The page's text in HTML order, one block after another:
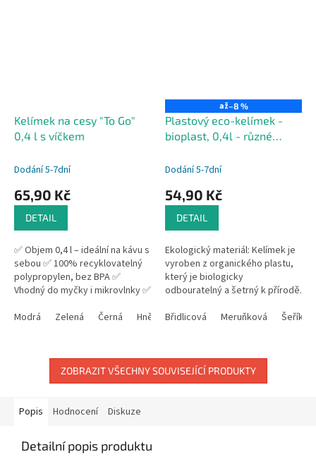
Kelímek na cesy "To Go"
0,4 l s víčkem
Dodání 5-7dní
65,90 Kč
DETAIL
✅ Objem 0,4 l – ideální na kávu s
sebou ✅ 100% recyklovatelný
polypropylen, bez BPA ✅
Vhodný do myčky i mikrovlnky ✅
Vyroben v Německu –...
Modrá Zelená Černá Hnědá Růžová
až–8 %
Plastový eco-kelímek -
bioplast, 0,4l - různé
Dodání 5-7dní
54,90 Kč
DETAIL
Ekologický materiál: Kelímek je
vyroben z organického plastu,
který je biologicky
odbouratelný a šetrný k přírodě.
obnovitelných zdrojů, což
Břidlicová Meruňková
ZOBRAZIT VŠECHNY SOUVISEJÍCÍ PRODUKTY
Popis Hodnocení Diskuze
Detailní popis produktu